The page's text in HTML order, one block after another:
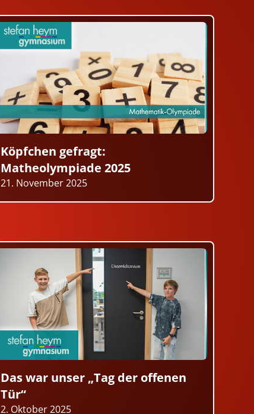
Köpfchen gefragt:
Matheolympiade 2025
21. November 2025
Das war unser „Tag der offenen
Tür“
2. Oktober 2025